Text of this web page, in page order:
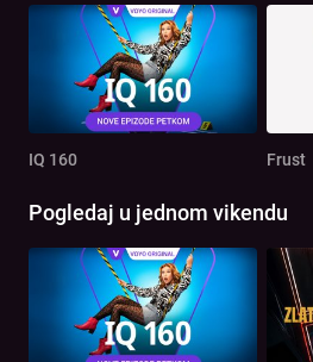
IQ 160 Frust
Pogledaj u jednom vikendu